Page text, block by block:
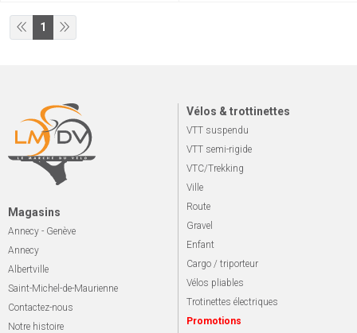
1
Magasins
Annecy - Genève
Annecy
Albertville
Saint-Michel-de-Maurienne
Contactez-nous
Notre histoire
Vélos & trottinettes
VTT suspendu
VTT semi-rigide
VTC/Trekking
Ville
Route
Gravel
Enfant
Cargo / triporteur
Vélos pliables
Trotinettes électriques
Promotions